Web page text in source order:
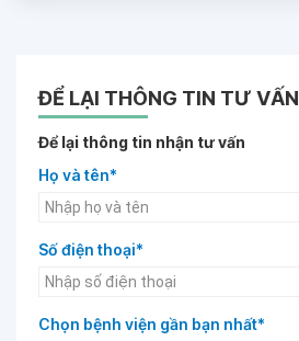
ĐỂ LẠI THÔNG TIN TƯ VẤN
Để lại thông tin nhận tư vấn
Họ và tên*
Số điện thoại*
Chọn bệnh viện gần bạn nhất*